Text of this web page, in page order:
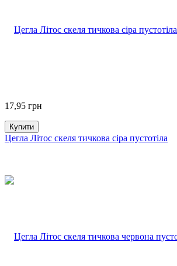
17,95 грн
Купити
Цегла Літос скеля тичкова сіра пустотіла